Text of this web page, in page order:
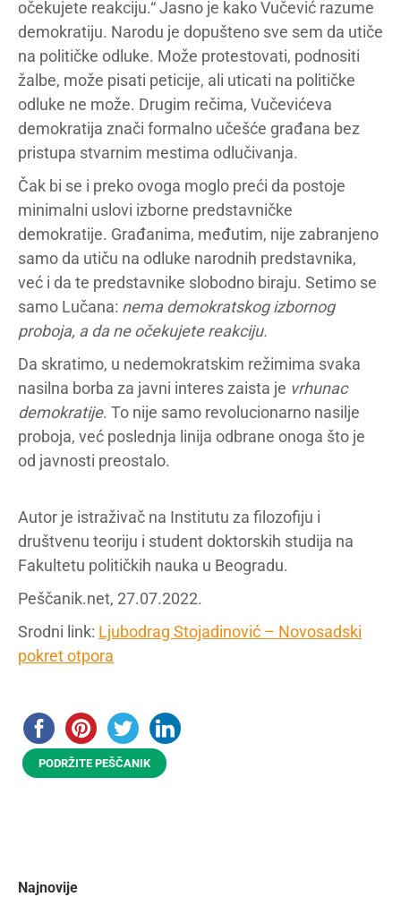
očekujete reakciju.“ Jasno je kako Vučević razume
demokratiju. Narodu je dopušteno sve sem da utiče
na političke odluke. Može protestovati, podnositi
žalbe, može pisati peticije, ali uticati na političke
odluke ne može. Drugim rečima, Vučevićeva
demokratija znači formalno učešće građana bez
pristupa stvarnim mestima odlučivanja.
Čak bi se i preko ovoga moglo preći da postoje
minimalni uslovi izborne predstavničke
demokratije. Građanima, međutim, nije zabranjeno
samo da utiču na odluke narodnih predstavnika,
već i da te predstavnike slobodno biraju. Setimo se
samo Lučana: nema demokratskog izbornog
proboja, a da ne očekujete reakciju.
Da skratimo, u nedemokratskim režimima svaka
nasilna borba za javni interes zaista je vrhunac
demokratije. To nije samo revolucionarno nasilje
proboja, već poslednja linija odbrane onoga što je
od javnosti preostalo.
Autor je istraživač na Institutu za filozofiju i
društvenu teoriju i student doktorskih studija na
Fakultetu političkih nauka u Beogradu.
Peščanik.net, 27.07.2022.
Srodni link: Ljubodrag Stojadinović – Novosadski
pokret otpora
PODRŽITE PEŠČANIK
Najnovije